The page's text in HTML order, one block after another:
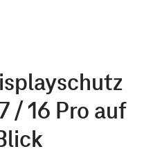
/ 16 Pro auf